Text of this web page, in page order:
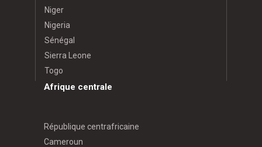
Niger
Nigeria
Sénégal
Sierra Leone
Togo
Afrique centrale
République centrafricaine
Cameroun